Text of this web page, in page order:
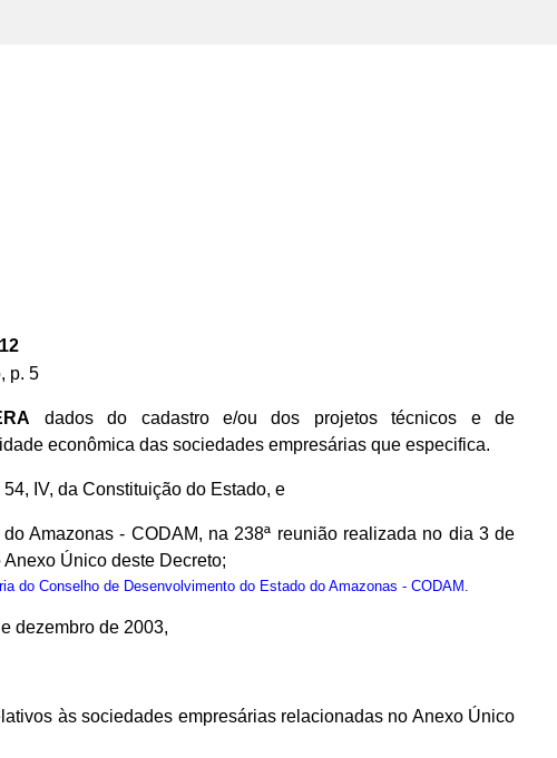
p. 5
dados do cadastro e/ou dos projetos técnicos e de
econômica das sociedades empresárias que especifica.
IV, da Constituição do Estado, e
Amazonas - CODAM, na 238ª reunião realizada no dia 3 de
Único deste Decreto;
do Conselho de Desenvolvimento do Estado do Amazonas - CODAM.
dezembro de 2003,
às sociedades empresárias relacionadas no Anexo Único